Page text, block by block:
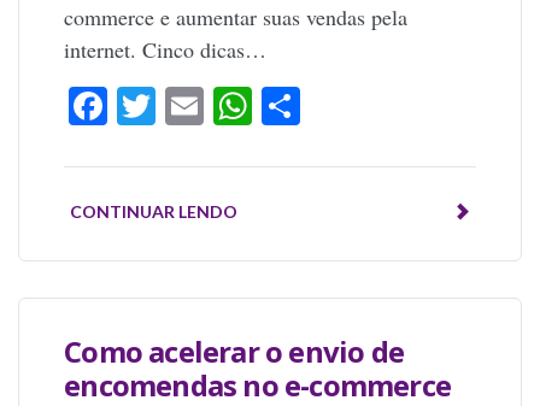
commerce e aumentar suas vendas pela
internet. Cinco dicas…
Facebook
Twitter
EmailWhatsApp
CONTINUAR LENDO
Como acelerar o envio de
encomendas no e-commerce